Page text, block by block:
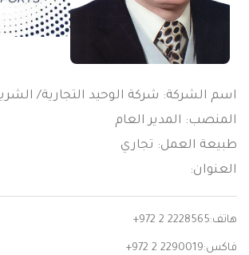
اسم الشركة: شركة الوحيد التجارية/
المنصب: المدير العام
طبيعة العمل: تجاري
العنوان:
هاتف:+972 2 2228565
فاكس:+972 2 2290019